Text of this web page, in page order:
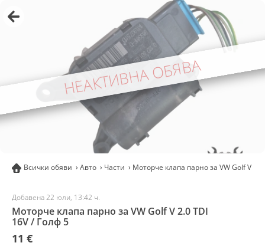
НЕАКТИВНА ОБЯВА
Всички обяви Авто Части Моторче клапа парно за VW Golf V
Добавена 22 юли, 13:42 ч.
Моторче клапа парно за VW Golf V 2.0 TDI
16V / Голф 5
11 €